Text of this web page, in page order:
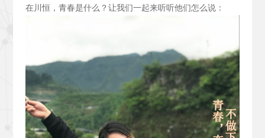
在川恒，青春是什么？让我们一起来听听他们怎么说：